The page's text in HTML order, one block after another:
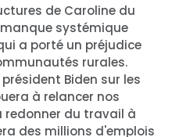
de Caroline du
systémique
a porté un préjudice
rurales.
Biden sur les
à relancer nos
redonner du travail à
des millions d'emplois